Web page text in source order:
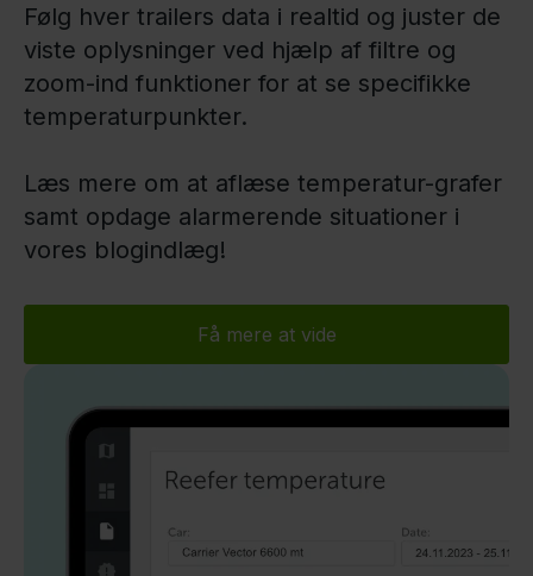
Følg hver trailers data i realtid og juster de
viste oplysninger ved hjælp af filtre og
zoom-ind funktioner for at se specifikke
temperaturpunkter.
Læs mere om at aflæse temperatur-grafer
samt opdage alarmerende situationer i
vores blogindlæg!
Få mere at vide